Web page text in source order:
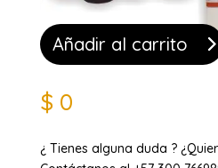
Añadir al carrito
$ 0
¿ Tienes alguna duda ?